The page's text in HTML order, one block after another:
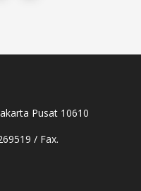
Pusat 10610
/ Fax.